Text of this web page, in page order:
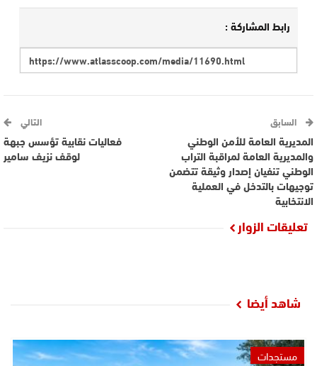
رابط المشاركة :
السابق
المديرية العامة للأمن الوطني
والمديرية العامة لمراقبة التراب
الوطني تنفيان إصدار وثيقة تتضمن
توجيهات بالتدخل في العملية
الانتخابية
التالي
فعاليات نقابية تؤسس جبهة
لوقف نزيف سامير
تعليقات الزوار
شاهد أيضا
مستجدات